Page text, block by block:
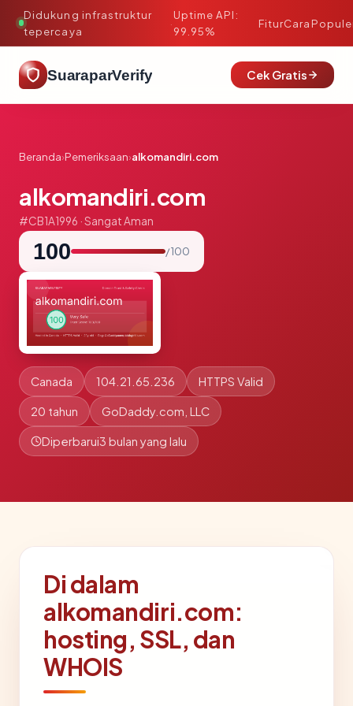
Didukung infrastruktur
tepercaya
·
Uptime API:
99.95%
FiturCara
SuaraparVerify Cek Gratis
Beranda›Pemeriksaan›alkomandiri.com
alkomandiri.com
#CB1A1996 · Sangat Aman
100 / 100
Canada 104.21.65.236 HTTPS Valid
20 tahun GoDaddy.com, LLC
Diperbarui3 bulan yang lalu
Di dalam
alkomandiri.com:
hosting, SSL, dan
WHOIS